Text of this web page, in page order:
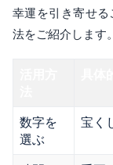
幸運を引き寄せ
法をご紹介します。
数字を
選ぶ
宝く